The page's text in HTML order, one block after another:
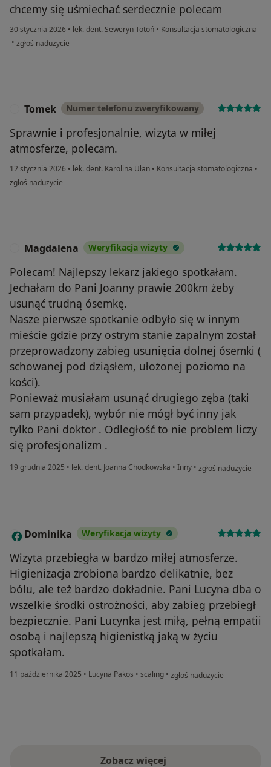
chcemy się uśmiechać serdecznie polecam
30 stycznia 2026 • lek. dent. Seweryn Totoń • Konsultacja stomatologiczna
• w opinii użytkownika Milena R.
zgłoś nadużycie
Tomek Numer telefonu zweryfikowany
Sprawnie i profesjonalnie, wizyta w miłej
atmosferze, polecam.
12 stycznia 2026 • lek. dent. Karolina Ułan • Konsultacja stomatologiczna •
w opinii użytkownika Tomek
zgłoś nadużycie
Magdalena Weryfikacja wizyty
Polecam! Najlepszy lekarz jakiego spotkałam.
Jechałam do Pani Joanny prawie 200km żeby
usunąć trudną ósemkę.
Nasze pierwsze spotkanie odbyło się w innym
mieście gdzie przy ostrym stanie zapalnym został
przeprowadzony zabieg usunięcia dolnej ósemki (
schowanej pod dziąsłem, ułożonej poziomo na
kości).
Ponieważ musiałam usunąć drugiego zęba (taki
sam przypadek), wybór nie mógł być inny jak
tylko Pani doktor . Odległość to nie problem liczy
się profesjonalizm .
19 grudnia 2025 • lek. dent. Joanna Chodkowska • Inny • w opinii użytkownika
zgłoś nadużycie
D Dominika Weryfikacja wizyty
Wizyta przebiegła w bardzo miłej atmosferze.
Higienizacja zrobiona bardzo delikatnie, bez
bólu, ale też bardzo dokładnie. Pani Lucyna dba o
wszelkie środki ostrożności, aby zabieg przebiegł
bezpiecznie. Pani Lucynka jest miłą, pełną empatii
osobą i najlepszą higienistką jaką w życiu
spotkałam.
11 października 2025 • Lucyna Pakos • scaling • w opinii użytkownika
zgłoś nadużycie
Zobacz więcej